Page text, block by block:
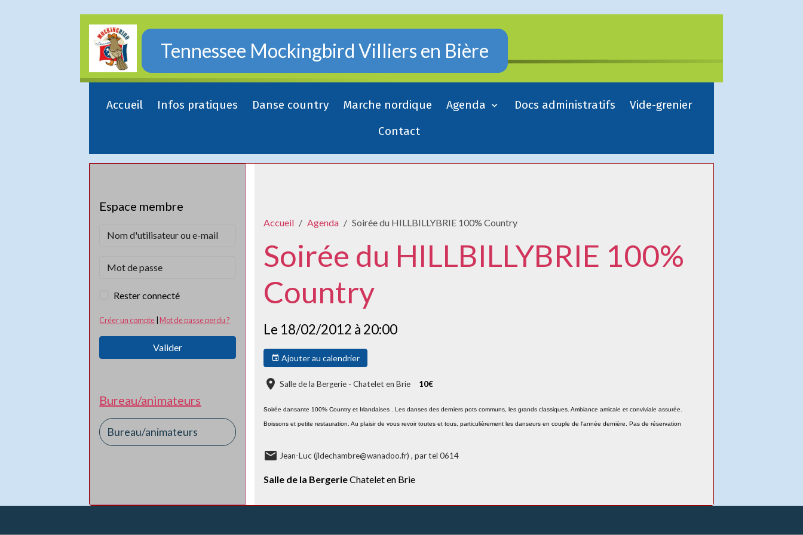
Tennessee Mockingbird Villiers en Bière
Accueil Infos pratiques Danse country Marche nordique Agenda Docs administratifs
Vide-grenier
Contact
Accueil Agenda Soirée du HILLBILLYBRIE 100% Country
Soirée du HILLBILLYBRIE 100%
Country
Le 18/02/2012 à 20:00
Ajouter au calendrier
Salle de la Bergerie - Chatelet en Brie 10€
Soirée dansante 100% Country et Irlandaises . Les danses des derniers pots communs, les grands classiques. Ambiance amicale et conviviale assurée.
Boissons et petite restauration. Au plaisir de vous revoir toutes et tous, particulièrement les danseurs en couple de l'année dernière. Pas de réservation
Jean-Luc (jldechambre@wanadoo.fr) , par tel 0614
Salle de la BergerieChatelet en Brie
Espace membre
Rester connecté
Créer un compte|Mot de passe perdu ?
Valider
Bureau/animateurs
Bureau/animateurs